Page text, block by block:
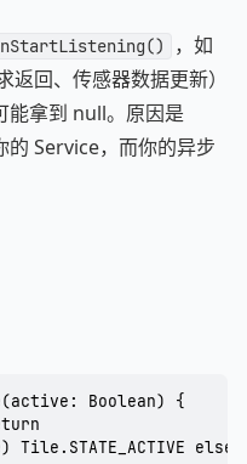
，如
回、传感器数据更新）
能拿到 null。原因是
Service，而你的异步
Boolean) {
Tile.STATE_ACTIVE else